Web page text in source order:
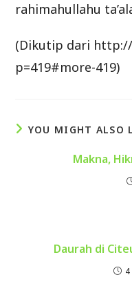
rahimahullahu
(Dikutip dari http://
p=419#more-419)
YOU MIGHT ALSO
Makna,
Daurah di